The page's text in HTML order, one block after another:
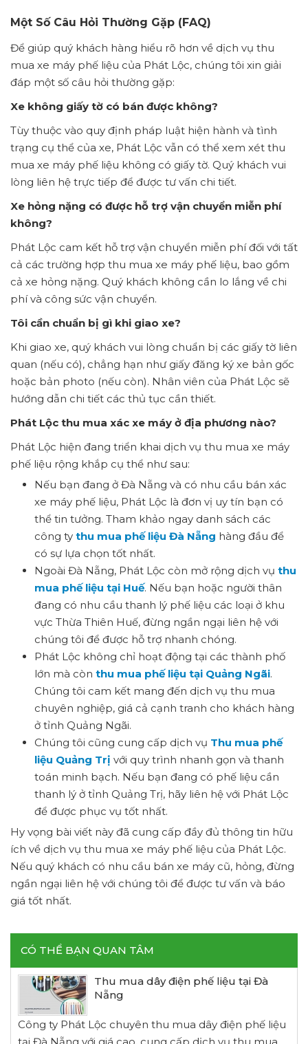
Một Số Câu Hỏi Thường Gặp (FAQ)
Để giúp quý khách hàng hiểu rõ hơn về dịch vụ thu
mua xe máy phế liệu của Phát Lộc, chúng tôi xin giải
đáp một số câu hỏi thường gặp:
Xe không giấy tờ có bán được không?
Tùy thuộc vào quy định pháp luật hiện hành và tình
trạng cụ thể của xe, Phát Lộc vẫn có thể xem xét thu
mua xe máy phế liệu không có giấy tờ. Quý khách vui
lòng liên hệ trực tiếp để được tư vấn chi tiết.
Xe hỏng nặng có được hỗ trợ vận chuyển miễn phí
không?
Phát Lộc cam kết hỗ trợ vận chuyển miễn phí đối với tất
cả các trường hợp thu mua xe máy phế liệu, bao gồm
cả xe hỏng nặng. Quý khách không cần lo lắng về chi
phí và công sức vận chuyển.
Tôi cần chuẩn bị gì khi giao xe?
Khi giao xe, quý khách vui lòng chuẩn bị các giấy tờ liên
quan (nếu có), chẳng hạn như giấy đăng ký xe bản gốc
hoặc bản photo (nếu còn). Nhân viên của Phát Lộc sẽ
hướng dẫn chi tiết các thủ tục cần thiết.
Phát Lộc thu mua xác xe máy ở địa phương nào?
Phát Lộc hiện đang triển khai dịch vụ thu mua xe máy
phế liệu rộng khắp cụ thể như sau:
Nếu bạn đang ở Đà Nẵng và có nhu cầu bán xác
xe máy phế liệu, Phát Lộc là đơn vị uy tín bạn có
thể tin tưởng. Tham khảo ngay danh sách các
công ty thu mua phế liệu Đà Nẵng hàng đầu để
có sự lựa chọn tốt nhất.
Ngoài Đà Nẵng, Phát Lộc còn mở rộng dịch vụ thu
mua phế liệu tại Huế. Nếu bạn hoặc người thân
đang có nhu cầu thanh lý phế liệu các loại ở khu
vực Thừa Thiên Huế, đừng ngần ngại liên hệ với
chúng tôi để được hỗ trợ nhanh chóng.
Phát Lộc không chỉ hoạt động tại các thành phố
lớn mà còn thu mua phế liệu tại Quảng Ngãi.
Chúng tôi cam kết mang đến dịch vụ thu mua
chuyên nghiệp, giá cả cạnh tranh cho khách hàng
ở tỉnh Quảng Ngãi.
Chúng tôi cũng cung cấp dịch vụ Thu mua phế
liệu Quảng Trị với quy trình nhanh gọn và thanh
toán minh bạch. Nếu bạn đang có phế liệu cần
thanh lý ở tỉnh Quảng Trị, hãy liên hệ với Phát Lộc
để được phục vụ tốt nhất.
Hy vọng bài viết này đã cung cấp đầy đủ thông tin hữu
ích về dịch vụ thu mua xe máy phế liệu của Phát Lộc.
Nếu quý khách có nhu cầu bán xe máy cũ, hỏng, đừng
ngần ngại liên hệ với chúng tôi để được tư vấn và báo
giá tốt nhất.
CÓ THỂ BẠN QUAN TÂM
Thu mua dây điện phế liệu tại Đà
Nẵng
Công ty Phát Lộc chuyên thu mua dây điện phế liệu